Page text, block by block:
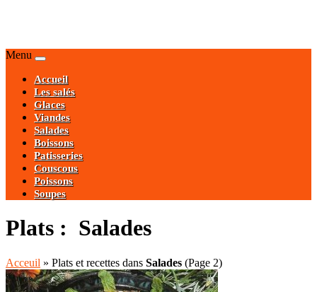
Menu
Accueil
Les salés
Glaces
Viandes
Salades
Boissons
Patisseries
Couscous
Poissons
Soupes
Plats : Salades
Acceuil » Plats et recettes dans Salades (Page 2)